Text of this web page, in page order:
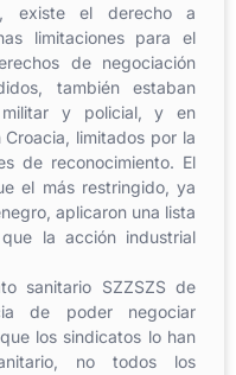
existe el derecho a
limitaciones para el
de negociación
también estaban
militar y policial, y en
limitados por la
de reconocimiento. El
el más restringido, ya
aplicaron una lista
la acción industrial
sanitario SZZSZS de
de poder negociar
los sindicatos lo han
no todos los